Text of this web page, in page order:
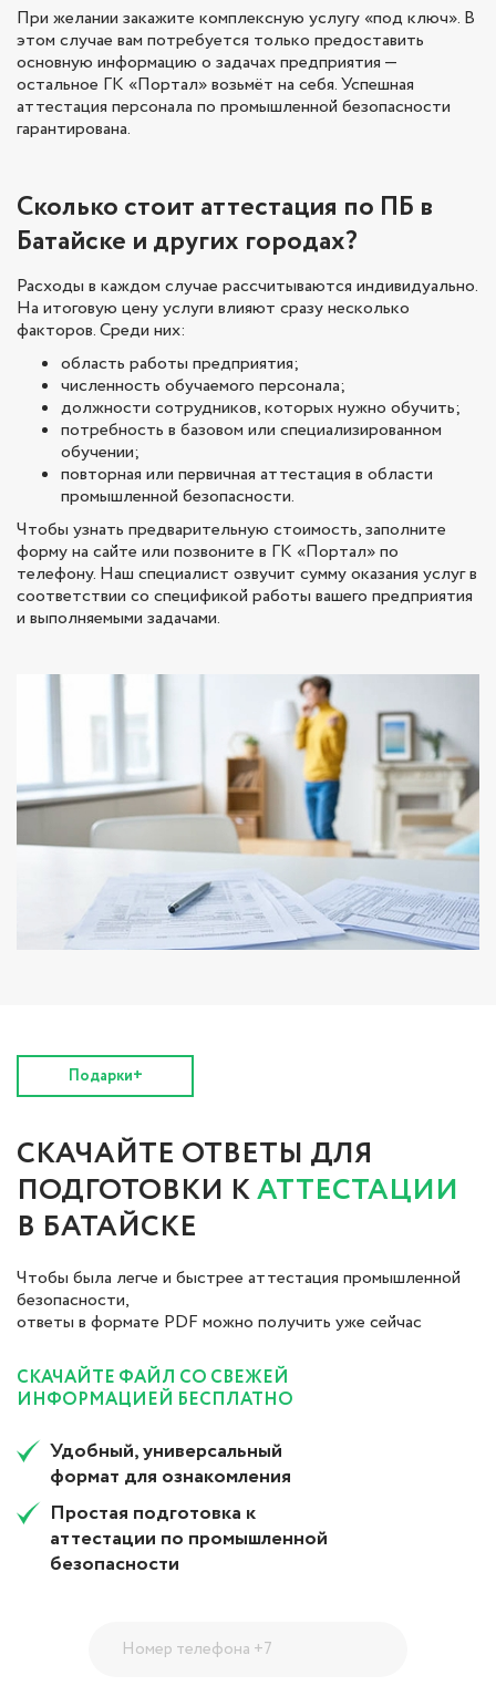
При желании закажите комплексную услугу «под ключ». В
этом случае вам потребуется только предоставить
основную информацию о задачах предприятия —
остальное ГК «Портал» возьмёт на себя. Успешная
аттестация персонала по промышленной безопасности
гарантирована.
Сколько стоит аттестация по ПБ в
Батайске и других городах?
Расходы в каждом случае рассчитываются индивидуально.
На итоговую цену услуги влияют сразу несколько
факторов. Среди них:
область работы предприятия;
численность обучаемого персонала;
должности сотрудников, которых нужно обучить;
потребность в базовом или специализированном
обучении;
повторная или первичная аттестация в области
промышленной безопасности.
Чтобы узнать предварительную стоимость, заполните
форму на сайте или позвоните в ГК «Портал» по
телефону. Наш специалист озвучит сумму оказания услуг в
соответствии со спецификой работы вашего предприятия
и выполняемыми задачами.
Подарки+
СКАЧАЙТЕ ОТВЕТЫ ДЛЯ
ПОДГОТОВКИ КАТТЕСТАЦИИ
В БАТАЙСКЕ
Чтобы была легче и быстрее аттестация промышленной
безопасности,
ответы в формате PDF можно получить уже сейчас
СКАЧАЙТЕ ФАЙЛ СО СВЕЖЕЙ
ИНФОРМАЦИЕЙ БЕСПЛАТНО
Удобный, универсальный
формат для ознакомления
Простая подготовка к
аттестации по промышленной
безопасности